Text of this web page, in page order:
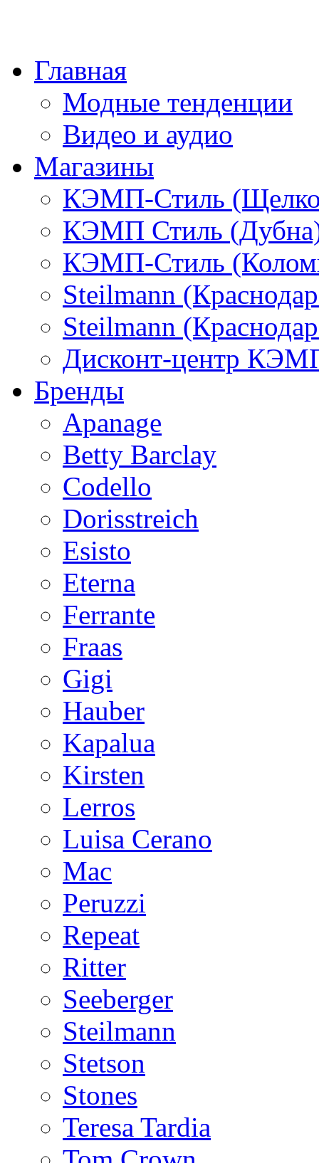
Главная
Модные тенденции
Видео и аудио
Магазины
КЭМП-Стиль
КЭМП Стиль
КЭМП-Стиль
Steilmann
Steilmann
Дисконт-центр
Бренды
Apanage
Betty Barclay
Codello
Dorisstreich
Esisto
Eterna
Ferrante
Fraas
Gigi
Hauber
Kapalua
Kirsten
Lerros
Luisa Cerano
Mac
Peruzzi
Repeat
Ritter
Seeberger
Steilmann
Stetson
Stones
Teresa Tardia